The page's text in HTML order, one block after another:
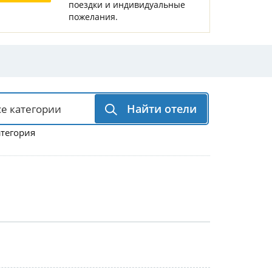
поездки и индивидуальные
пожелания.
Найти отели